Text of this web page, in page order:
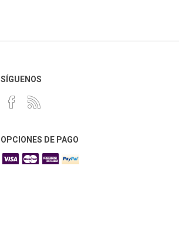
SÍGUENOS
OPCIONES DE PAGO